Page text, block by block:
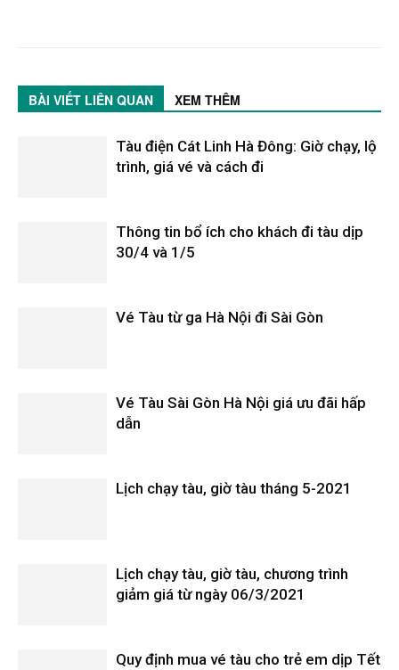
BÀI VIẾT LIÊN QUAN XEM THÊM
Tàu điện Cát Linh Hà Đông: Giờ chạy, lộ
trình, giá vé và cách đi
Thông tin bổ ích cho khách đi tàu dịp
30/4 và 1/5
Vé Tàu từ ga Hà Nội đi Sài Gòn
Vé Tàu Sài Gòn Hà Nội giá ưu đãi hấp
dẫn
Lịch chạy tàu, giờ tàu tháng 5-2021
Lịch chạy tàu, giờ tàu, chương trình
giảm giá từ ngày 06/3/2021
Quy định mua vé tàu cho trẻ em dịp Tết